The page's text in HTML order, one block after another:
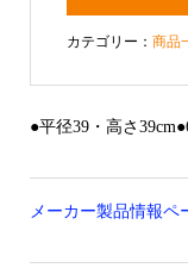
カテゴリー： 商品
●平径39・高さ
メーカー製品情報ペ